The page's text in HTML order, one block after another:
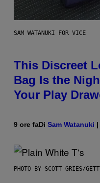
SAM WATANUKI FOR VICE
This Discreet
Bag Is the
Your Play
9 ore faDi Sam Watanuki
PHOTO BY SCOTT GRIES/